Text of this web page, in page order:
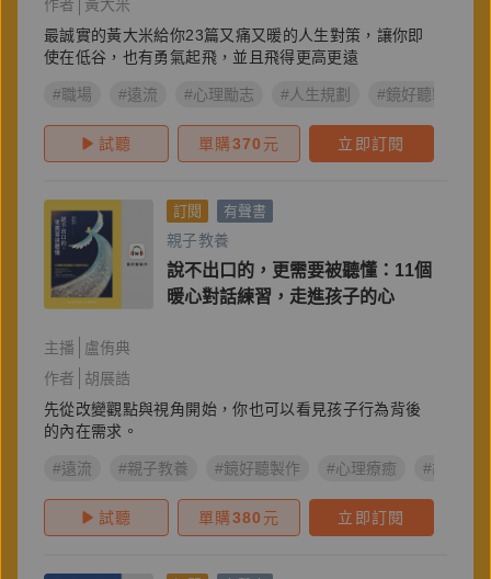
作者
黃大米
最誠實的黃大米給你23篇又痛又暖的人生對策，讓你即
使在低谷，也有勇氣起飛，並且飛得更高更遠
#職場 #遠流 #心理勵志 #人生規劃 #鏡好聽製作
試聽 單購370 元 立即訂閱
訂閱 有聲書
親子教養
說不出口的，更需要被聽懂：11個
暖心對話練習，走進孩子的心
主播
盧侑典
作者
胡展誥
先從改變觀點與視角開始，你也可以看見孩子行為背後
的內在需求。
#遠流 #親子教養 #鏡好聽製作 #心理療癒 #胡展誥
試聽 單購380 元 立即訂閱